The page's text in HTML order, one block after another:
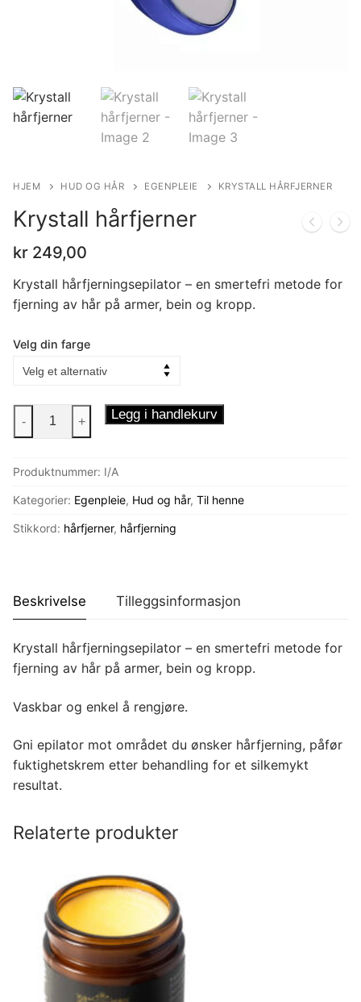
HJEM HUD OG HÅR EGENPLEIE KRYSTALL HÅRFJERNER
Krystall hårfjerner
kr 249,00
Krystall hårfjerningsepilator – en smertefri metode for
fjerning av hår på armer, bein og kropp.
Velg din farge
Krystall
hårfjerner
- + Legg i handlekurv
Produktnummer: I/A
Kategorier: Egenpleie, Hud og hår, Til henne
Stikkord: hårfjerner, hårfjerning
Beskrivelse Tilleggsinformasjon
Krystall hårfjerningsepilator – en smertefri metode for
fjerning av hår på armer, bein og kropp.
Vaskbar og enkel å rengjøre.
Gni epilator mot området du ønsker hårfjerning, påfør
fuktighetskrem etter behandling for et silkemykt
resultat.
Relaterte produkter